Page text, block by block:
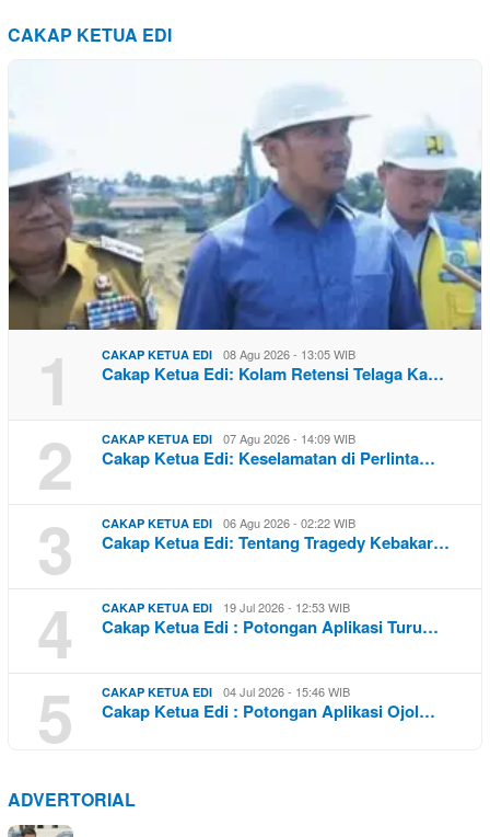
CAKAP KETUA EDI
1 CAKAP KETUA EDI 08 Agu 2026 - 13:05 WIB
Cakap Ketua Edi: Kolam Retensi Telaga Ka…
2 CAKAP KETUA EDI 07 Agu 2026 - 14:09 WIB
Cakap Ketua Edi: Keselamatan di Perlinta…
3 CAKAP KETUA EDI 06 Agu 2026 - 02:22 WIB
Cakap Ketua Edi: Tentang Tragedy Kebakar…
4 CAKAP KETUA EDI 19 Jul 2026 - 12:53 WIB
Cakap Ketua Edi : Potongan Aplikasi Turu…
5 CAKAP KETUA EDI 04 Jul 2026 - 15:46 WIB
Cakap Ketua Edi : Potongan Aplikasi Ojol…
ADVERTORIAL